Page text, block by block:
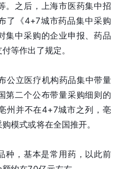
。之后，上海市医药集中招
了《4+7城市药品集中采购
集中采购的企业申报、药品
等作出了规定。
公立医疗机构药品集中带量
第二个公布带量采购细则的
州并不在4+7城市之列，亳
模式或将在全国推开。
种，基本是常用药，以此前